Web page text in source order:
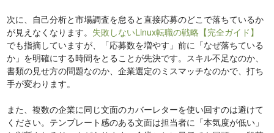
次に、自己分析と市場調査を怠ると直接応募のどこで落ちているか
が見えなくなります。 失敗しないLinux転職の戦略【完全ガイド】
でも指摘していますが、「応募数を増やす」前に「なぜ落ちている
か」を明確にする時間をとることが先決です。スキル不足なのか、
書類の見せ方の問題なのか、企業選定のミスマッチなのかで、打ち
手が変わります。
また、複数の企業に同じ文面のカバーレターを使い回すのは避けて
ください。テンプレート感のある文面は担当者に「本気度が低い」